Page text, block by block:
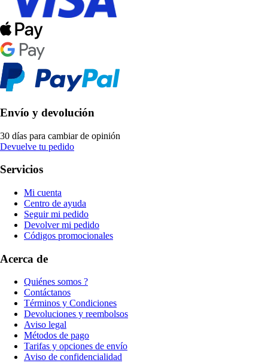
Envío y devolución
30 días para cambiar de opinión
Devuelve tu pedido
Servicios
Mi cuenta
Centro de ayuda
Seguir mi pedido
Devolver mi pedido
Códigos promocionales
Acerca de
Quiénes somos ?
Contáctanos
Términos y Condiciones
Devoluciones y reembolsos
Aviso legal
Métodos de pago
Tarifas y opciones de envío
Aviso de confidencialidad